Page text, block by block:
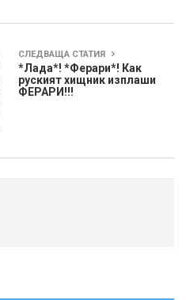
СЛЕДВАЩА СТАТИЯ
*Лада*! *Ферари*! Как
руският хищник изплаши
ФЕРАРИ!!!